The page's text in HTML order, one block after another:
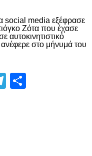
social media εξέφρασε
Ζότα που έχασε
αυτοκινητιστικό
στο μήνυμά του
Telegram